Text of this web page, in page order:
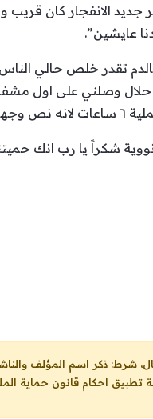
جديد الانفجار كان
عايشين”.
القوة انزل ٢٢ طابق حافية مغطسة
وصلني على اول
شكراً يا رب انك
احكام قانون حماية